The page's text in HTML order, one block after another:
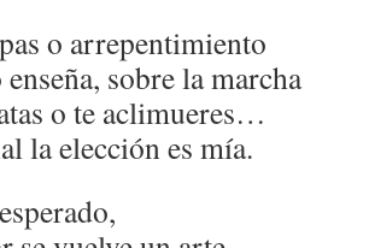
o arrepentimiento
sobre la marcha
o te aclimueres…
la elección es mía.